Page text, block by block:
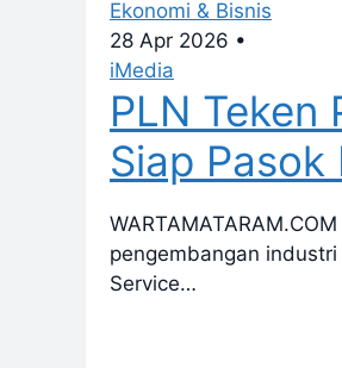
Ekonomi & Bisnis
28 Apr 2026 •
iMedia
PLN Teken
Siap Pasok
pengembangan
Service…